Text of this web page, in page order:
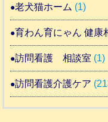
老犬猫ホーム (1)
育わん育にゃん 健康
訪問看護 相談室 (1)
訪問看護介護ケア